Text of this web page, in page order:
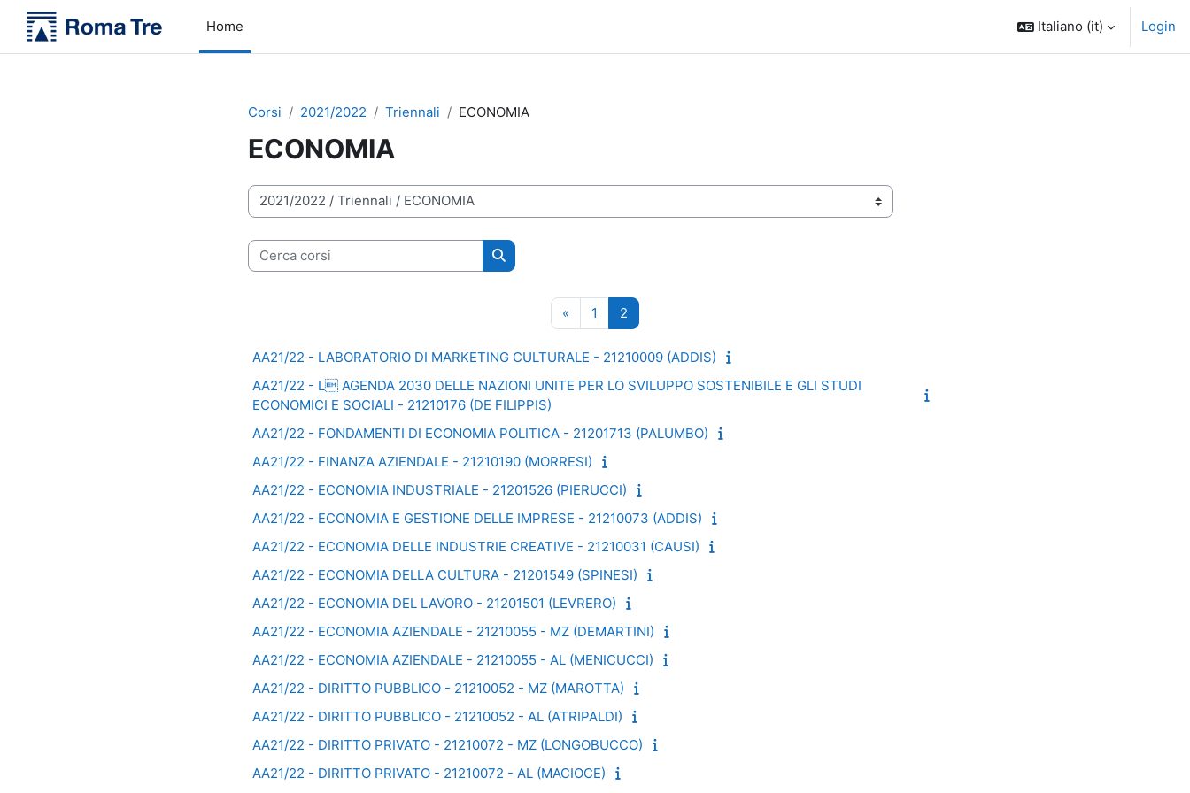
Vai al contenuto principale
Home
Italiano ‎(it)‎ Login
Corsi 2021/2022 Triennali ECONOMIA
ECONOMIA
Categorie di corso
Cerca corsi
Cerca corsi
« Pagina precedente
1 Pagina 1
2
AA21/22 - LABORATORIO DI MARKETING CULTURALE - 21210009 (ADDIS)
AA21/22 - L AGENDA 2030 DELLE NAZIONI UNITE PER LO SVILUPPO SOSTENIBILE E GLI STUDI
ECONOMICI E SOCIALI - 21210176 (DE FILIPPIS)
AA21/22 - FONDAMENTI DI ECONOMIA POLITICA - 21201713 (PALUMBO)
AA21/22 - FINANZA AZIENDALE - 21210190 (MORRESI)
AA21/22 - ECONOMIA INDUSTRIALE - 21201526 (PIERUCCI)
AA21/22 - ECONOMIA E GESTIONE DELLE IMPRESE - 21210073 (ADDIS)
AA21/22 - ECONOMIA DELLE INDUSTRIE CREATIVE - 21210031 (CAUSI)
AA21/22 - ECONOMIA DELLA CULTURA - 21201549 (SPINESI)
AA21/22 - ECONOMIA DEL LAVORO - 21201501 (LEVRERO)
AA21/22 - ECONOMIA AZIENDALE - 21210055 - MZ (DEMARTINI)
AA21/22 - ECONOMIA AZIENDALE - 21210055 - AL (MENICUCCI)
AA21/22 - DIRITTO PUBBLICO - 21210052 - MZ (MAROTTA)
AA21/22 - DIRITTO PUBBLICO - 21210052 - AL (ATRIPALDI)
AA21/22 - DIRITTO PRIVATO - 21210072 - MZ (LONGOBUCCO)
AA21/22 - DIRITTO PRIVATO - 21210072 - AL (MACIOCE)